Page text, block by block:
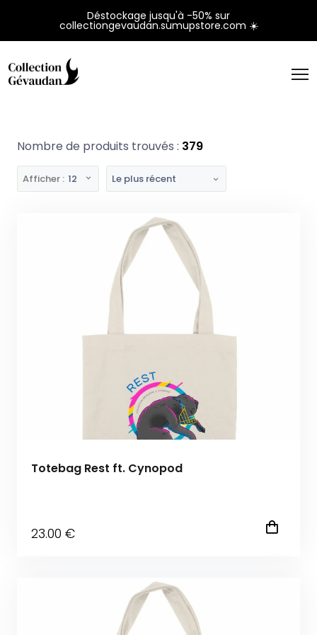
Déstockage jusqu'à -50% sur
collectiongevaudan.sumupstore.com ☀️
Nombre de produits trouvés : 379
Afficher : 12 Le plus récent
Totebag Rest ft. Cynopod
23.00 €
Panneau de gestion des cookies